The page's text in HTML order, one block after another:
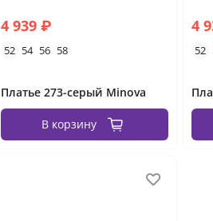
4 939 ₽
52 54 56 58
Платье 273-серый Minova
В корзину
4
52